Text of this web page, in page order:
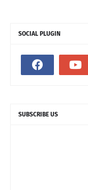
SOCIAL PLUGIN
SUBSCRIBE US